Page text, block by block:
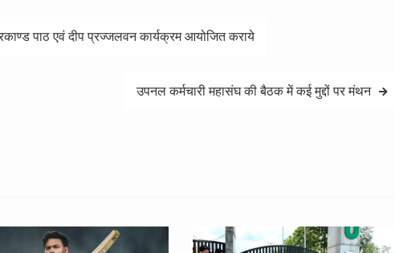
पाठ एवं दीप प्रज्जलवन कार्यक्रम आयोजित कराये
उपनल कर्मचारी महासंघ की बैठक में कई मुद्दों पर मंथन